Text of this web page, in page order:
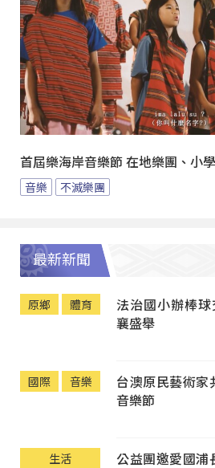
首屆樂海岸音樂節 在地樂團、小
音樂 不滅樂團
最新新聞
原鄉 體育
法治國小辦棒
襄盛舉
國際 音樂
台澳原民藝術家
音樂節
生活
公益團邀愛國浦